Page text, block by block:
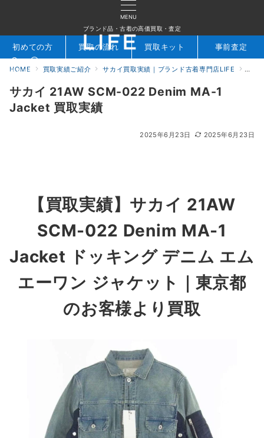
MENU
ブランド品・古着の高価買取・査定
検索 お問合せ
初めての方 買取の流れ 買取キット 事前査定
HOME 買取実績ご紹介 サカイ買取実績｜ブランド古着専門店LIFE サカ
サカイ 21AW SCM-022 Denim MA-1
Jacket 買取実績
2025年6月23日 2025年6月23日
【買取実績】 サカイ 21AW
SCM-022 Denim MA-1
Jacket ドッキング デニム エム
エーワン ジャケット
｜東京都
のお客様より買取